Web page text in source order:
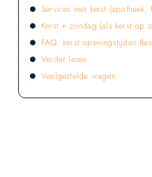
Services met kerst (apotheek,
Kerst + zondag (als kerst op
FAQ: kerst openingstijden
Verder lezen
Veelgestelde vragen